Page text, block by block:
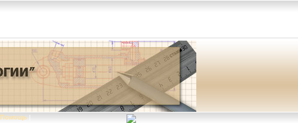
Помощь |